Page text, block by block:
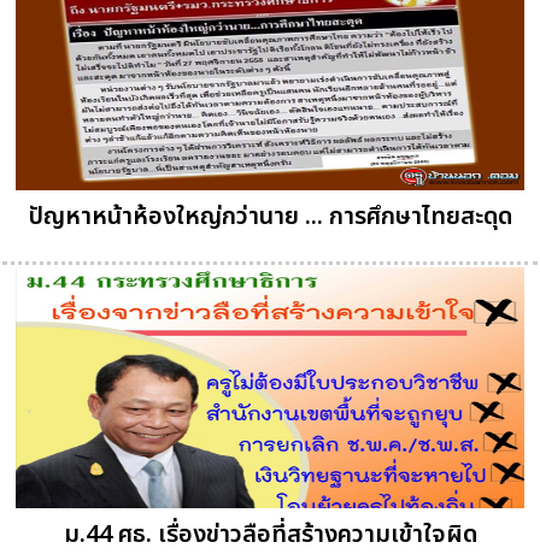
ปัญหาหน้าห้องใหญ่กว่านาย ... การศึกษาไทยสะดุด
ม.44 ศธ. เรื่องข่าวลือที่สร้างความเข้าใจผิด